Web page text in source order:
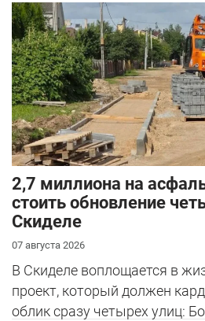
2,7 миллиона на
стоить обновление
Скиделе
07 августа 2026
В Скиделе воплощается в
проект, который должен
облик сразу четырех улиц: